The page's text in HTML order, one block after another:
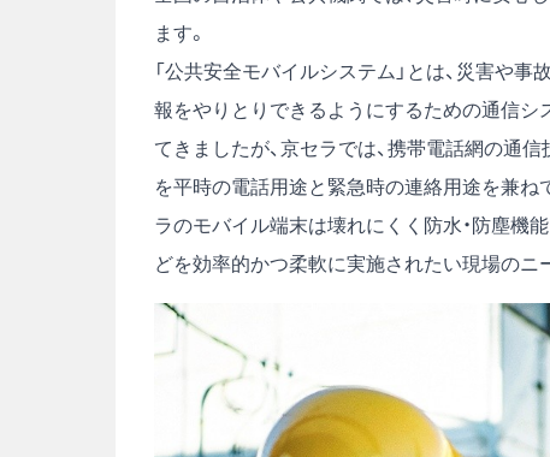
ます。
「公共安全モバイルシステム」とは、災害や
報をやりとりできるようにするための通信シ
てきましたが、京セラでは、携帯電話網の通
を平時の電話用途と緊急時の連絡用途を兼
ラのモバイル端末は壊れにくく防水・防塵機
どを効率的かつ柔軟に実施されたい現場のニ